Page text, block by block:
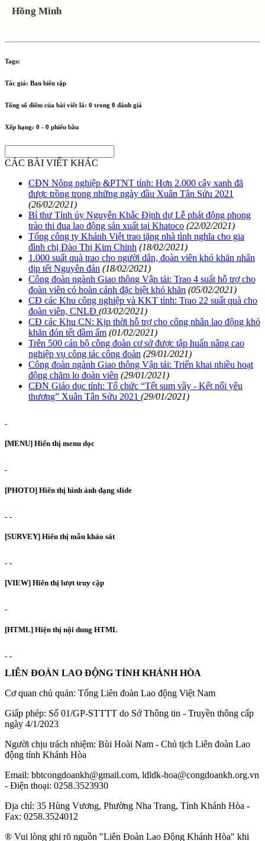
Hồng Minh
Tags:
Tác giả: Ban biên tập
Tổng số điểm của bài viết là: 0 trong 0 đánh giá
Xếp hạng: 0 - 0 phiếu bầu
CÁC BÀI VIẾT KHÁC
CĐN Nông nghiệp &PTNT tỉnh: Hơn 2.000 cây xanh đã
được trồng trong những ngày đầu Xuân Tân Sửu 2021
(26/02/2021)
Bí thư Tỉnh ủy Nguyễn Khắc Định dự Lễ phát động phong
trào thi đua lao động sản xuất tại Khatoco (22/02/2021)
Tổng công ty Khánh Việt trao tặng nhà tình nghĩa cho gia
đình chị Đào Thị Kim Chinh (18/02/2021)
1.000 suất quà trao cho người dân, đoàn viên khó khăn nhân
dịp tết Nguyên đán (18/02/2021)
Công đoàn ngành Giao thông Vận tải: Trao 4 suất hỗ trợ cho
đoàn viên có hoàn cảnh đặc biệt khó khăn (05/02/2021)
CĐ các Khu công nghiệp và KKT tỉnh: Trao 22 suất quà cho
đoàn viên, CNLĐ (03/02/2021)
CĐ các Khu CN: Kịp thời hỗ trợ cho công nhân lao động khó
khăn đón tết đầm ấm (01/02/2021)
Trên 500 cán bộ công đoàn cơ sở được tập huấn nâng cao
nghiệp vụ công tác công đoàn (29/01/2021)
Công đoàn ngành Giao thông Vận tải: Triển khai nhiều hoạt
động chăm lo đoàn viên (29/01/2021)
CĐN Giáo dục tỉnh: Tổ chức “Tết sum vầy - Kết nối yêu
thương” Xuân Tân Sửu 2021 (29/01/2021)
[MENU] Hiển thị menu dọc
[PHOTO] Hiển thị hình ảnh dạng slide
[SURVEY] Hiển thị mẫu khảo sát
[VIEW] Hiển thị lượt truy cập
[HTML] Hiện thị nội dung HTML
LIÊN ĐOÀN LAO ĐỘNG TỈNH KHÁNH HÒA
Cơ quan chủ quản: Tổng Liên đoàn Lao động Việt Nam
Giấp phép: Số 01/GP-STTTT do Sở Thông tin - Truyền thông cấp
ngày 4/1/2023
Người chịu trách nhiệm: Bùi Hoài Nam - Chủ tịch Liên đoàn Lao
động tỉnh Khánh Hòa
Email: bbtcongdoankh@gmail.com, ldldk-hoa@congdoankh.org.vn
- Điện thoại: 0258.3523930
Địa chỉ: 35 Hùng Vương, Phường Nha Trang, Tỉnh Khánh Hòa -
Fax: 0258.3524012
® Vui lòng ghi rõ nguồn "Liên Đoàn Lao Động Khánh Hòa" khi